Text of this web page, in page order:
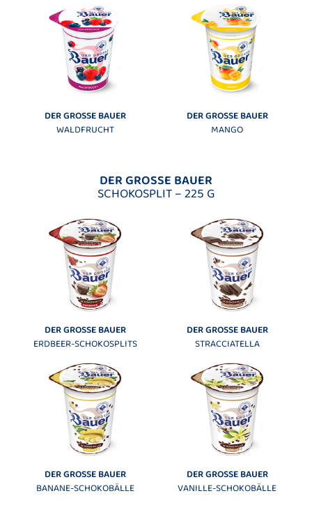
DER GROSSE BAUER
WALDFRUCHT
DER GROSSE BAUER
MANGO
DER GROSSE BAUER
SCHOKOSPLIT – 225 G
DER GROSSE BAUER
ERDBEER-SCHOKOSPLITS
DER GROSSE BAUER
STRACCIATELLA
DER GROSSE BAUER
BANANE-SCHOKOBÄLLE
DER GROSSE BAUER
VANILLE-SCHOKOBÄLLE